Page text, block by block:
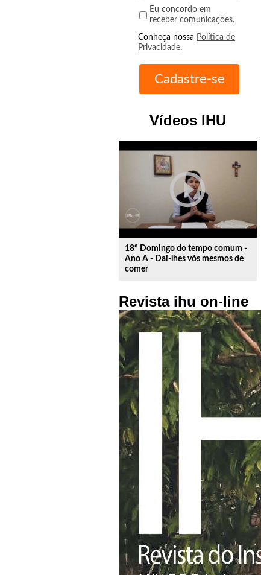
Eu concordo em
receber comunicações.
Conheça nossa Política de
Privacidade.
Vídeos IHU
play_circle_outline
18º Domingo do tempo comum -
Ano A - Dai-lhes vós mesmos de
comer
Revista ihu on-line